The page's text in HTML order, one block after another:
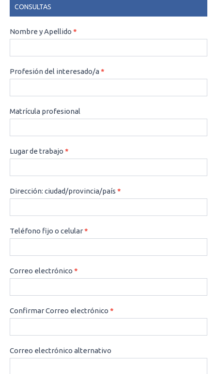
CONSULTAS
CONSULTAS
Nombre y Apellido *
Profesión del interesado/a*
Matrícula profesional
Lugar de trabajo *
Dirección: ciudad/provincia/país *
Teléfono fijo o celular*
Correo electrónico *
Confirmar Correo electrónico *
Correo electrónico alternativo